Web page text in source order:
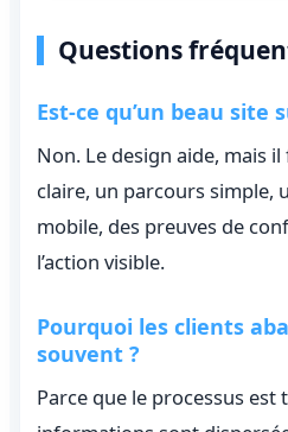
Questions
Est-ce qu’un beau site
Non. Le design aide, mais
claire, un parcours simple,
mobile, des preuves de
l’action visible.
Pourquoi les clients
souvent ?
Parce que le processus est